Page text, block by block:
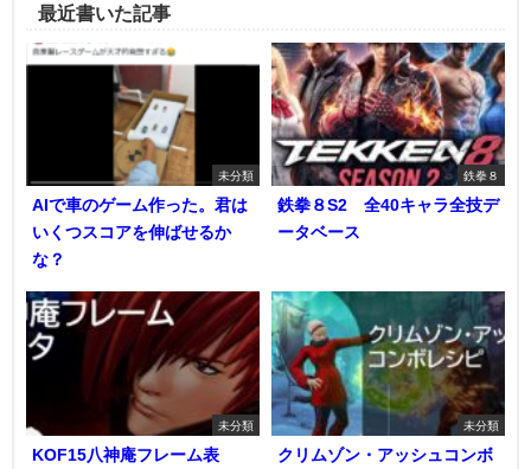
最近書いた記事
未分類
AIで車のゲーム作った。君は
いくつスコアを伸ばせるか
な？
鉄拳８
鉄拳８S2 全40キャラ全技デ
ータベース
未分類
KOF15八神庵フレーム表
未分類
クリムゾン・アッシュコンボ